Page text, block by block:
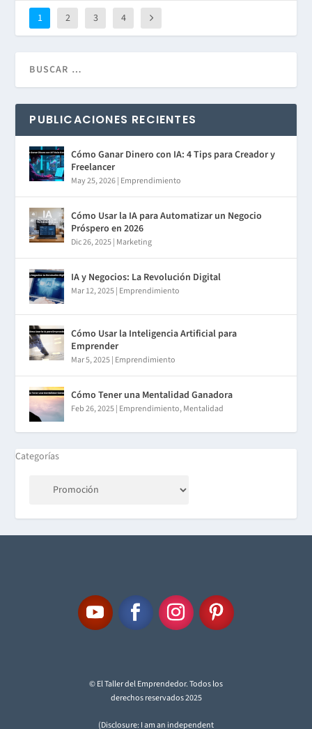
1 2 3 4
PUBLICACIONES RECIENTES
Cómo Ganar Dinero con IA: 4 Tips para Creador y
Freelancer
May 25, 2026| Emprendimiento
Cómo Usar la IA para Automatizar un Negocio
Próspero en 2026
Dic 26, 2025| Marketing
IA y Negocios: La Revolución Digital
Mar 12, 2025| Emprendimiento
Cómo Usar la Inteligencia Artificial para
Emprender
Mar 5, 2025| Emprendimiento
Cómo Tener una Mentalidad Ganadora
Feb 26, 2025| Emprendimiento,Mentalidad
Categorías
© El Taller del Emprendedor. Todos los
derechos reservados 2025
(Disclosure: I am an independent